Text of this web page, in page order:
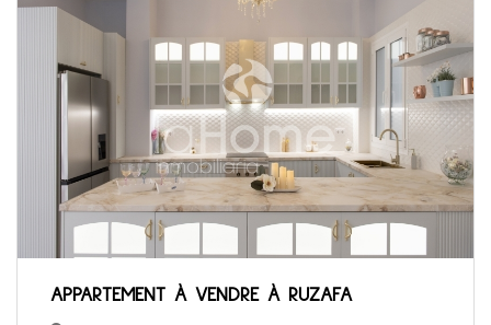
APPARTEMENT À VENDRE À RUZAFA